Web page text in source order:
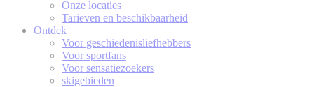
Onze locaties
Tarieven en beschikbaarheid
Ontdek
Voor geschiedenisliefhebbers
Voor sportfans
Voor sensatiezoekers
skigebieden